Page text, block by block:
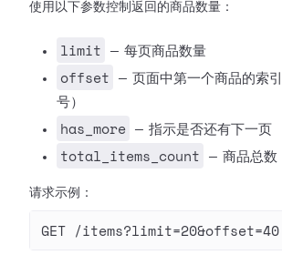
使用以下参数控制返回的商品数量：
limit — 每页商品数量
offset
— 页面中第一个商品的索
号）
has_more — 指示是否还有下一页
total_items_count — 商品总数
请求示例：
GET /items?limit=20&offset=40